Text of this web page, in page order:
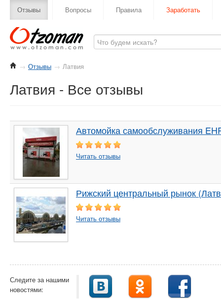
Отзывы Вопросы Правила Заработать
→ Отзывы → Латвия
Латвия - Все отзывы
Автомойка самообслуживания
Читать отзывы
Рижский центральный рынок
Читать отзывы
Следите за нашими
новостями: